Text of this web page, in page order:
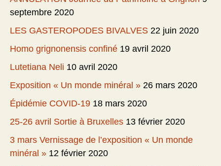
septembre 2020
LES GASTEROPODES BIVALVES 22 juin 2020
Homo grignonensis confiné 19 avril 2020
Lutetiana Neli 10 avril 2020
Exposition « Un monde minéral » 26 mars 2020
Épidémie COVID-19 18 mars 2020
25-26 avril Sortie à Bruxelles 13 février 2020
3 mars Vernissage de l’exposition « Un monde
minéral » 12 février 2020